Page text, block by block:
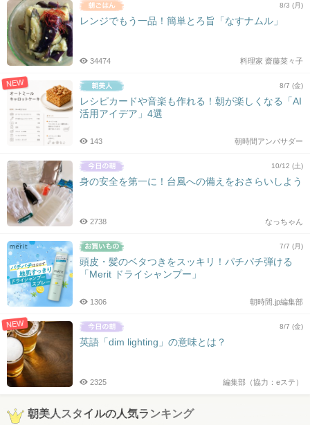
8/3 (月)
レンジでもう一品！簡単とろ旨「なすナムル」
料理家 齋藤菜々子
34474
NEW 8/7 (金)
レシピカードや音楽も作れる！朝が楽しくなる「AI
活用アイデア」4選
朝時間アンバサダー
143
10/12 (土)
身の安全を第一に！台風への備えをおさらいしよう
なっちゃん
2738
7/7 (月)
頭皮・髪のベタつきをスッキリ！パチパチ弾ける
「Merit ドライシャンプー」
朝時間.jp編集部
1306
NEW 8/7 (金)
英語「dim lighting」の意味とは？
編集部（協力：eステ）
2325
朝美人スタイルの人気ランキング